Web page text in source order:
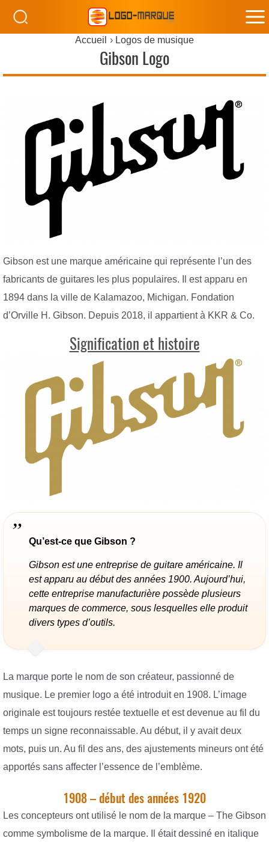
Accueil Logos de musique
Gibson Logo
Gibson est une marque américaine qui représente l’un des
fabricants de guitares les plus populaires. Il est apparu en
1894 dans la ville de Kalamazoo, Michigan. Fondation
d’Orville H. Gibson. Depuis 2018, il appartient à KKR & Co.
Signification et histoire
Qu’est-ce que Gibson ?
Gibson est une entreprise de guitare américaine. Il
est apparu au début des années 1900. Aujourd’hui,
cette entreprise manufacturière possède plusieurs
marques de commerce, sous lesquelles elle produit
divers types d’outils.
La marque porte le nom de son créateur, passionné de
musique. Le premier logo a été introduit en 1908. L’image
originale est toujours restée textuelle et est devenue au fil du
temps un signe reconnaissable. Au début, il y avait deux
mots, puis un. Au fil des ans, des ajustements mineurs ont été
apportés sans affecter l’essence de l’emblème.
1908 – début des années 1920
Les concepteurs ont utilisé le nom de la marque – The Gibson
comme symbolisme de la marque. Il était dessiné en italique